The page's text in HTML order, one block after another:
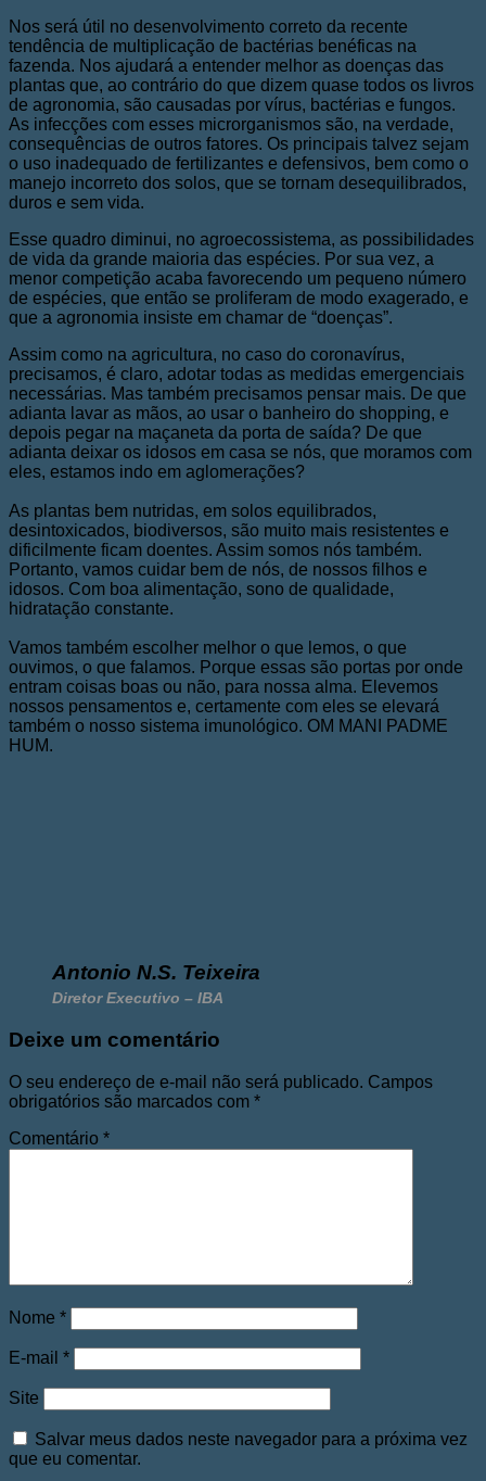
Nos será útil no desenvolvimento correto da recente
tendência de multiplicação de bactérias benéficas na
fazenda. Nos ajudará a entender melhor as doenças das
plantas que, ao contrário do que dizem quase todos os livros
de agronomia, são causadas por vírus, bactérias e fungos.
As infecções com esses microrganismos são, na verdade,
consequências de outros fatores. Os principais talvez sejam
o uso inadequado de fertilizantes e defensivos, bem como o
manejo incorreto dos solos, que se tornam desequilibrados,
duros e sem vida.
Esse quadro diminui, no agroecossistema, as possibilidades
de vida da grande maioria das espécies. Por sua vez, a
menor competição acaba favorecendo um pequeno número
de espécies, que então se proliferam de modo exagerado, e
que a agronomia insiste em chamar de “doenças”.
Assim como na agricultura, no caso do coronavírus,
precisamos, é claro, adotar todas as medidas emergenciais
necessárias. Mas também precisamos pensar mais. De que
adianta lavar as mãos, ao usar o banheiro do shopping, e
depois pegar na maçaneta da porta de saída? De que
adianta deixar os idosos em casa se nós, que moramos com
eles, estamos indo em aglomerações?
As plantas bem nutridas, em solos equilibrados,
desintoxicados, biodiversos, são muito mais resistentes e
dificilmente ficam doentes. Assim somos nós também.
Portanto, vamos cuidar bem de nós, de nossos filhos e
idosos. Com boa alimentação, sono de qualidade,
hidratação constante.
Vamos também escolher melhor o que lemos, o que
ouvimos, o que falamos. Porque essas são portas por onde
entram coisas boas ou não, para nossa alma. Elevemos
nossos pensamentos e, certamente com eles se elevará
também o nosso sistema imunológico. OM MANI PADME
HUM.
Antonio N.S. Teixeira
Diretor Executivo – IBA
Deixe um comentário
O seu endereço de e-mail não será publicado. Campos
obrigatórios são marcados com *
Comentário *
Nome *
E-mail *
Site
Salvar meus dados neste navegador para a próxima vez
que eu comentar.